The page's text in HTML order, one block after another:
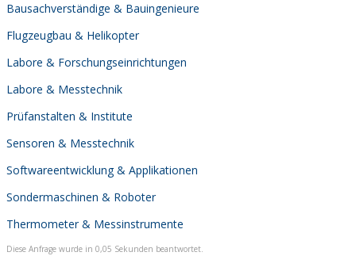
Bausachverständige & Bauingenieure
Flugzeugbau & Helikopter
Labore & Forschungseinrichtungen
Labore & Messtechnik
Prüfanstalten & Institute
Sensoren & Messtechnik
Softwareentwicklung & Applikationen
Sondermaschinen & Roboter
Thermometer & Messinstrumente
Diese Anfrage wurde in 0,05 Sekunden beantwortet.